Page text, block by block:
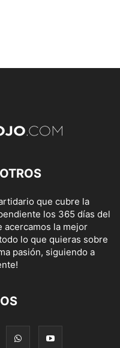
que cubre la
los 365 días del
acercamos la mejor
lo que quieras sobre
pasión, siguiendo a